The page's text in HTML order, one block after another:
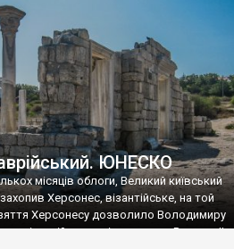
Раритети викрадені з фондів об’єкту
ЮНЕСКО «Херсонеса Таврійського».
«Золото Візантії», але експерти та
це лише […]
ЮНЕСКО
місяців облоги, Великий київський
Херсонес, візантійське, на той
Херсонесу дозволило Володимиру
візантійському імператору Василю ІІ,